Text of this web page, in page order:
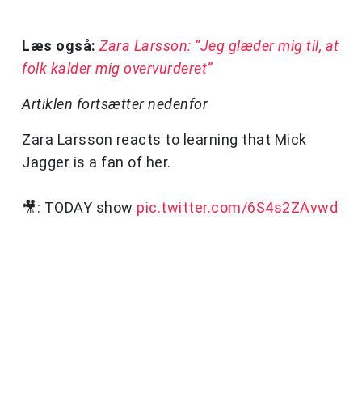
Læs også: Zara Larsson: “Jeg glæder mig til, at
folk kalder mig overvurderet”
Artiklen fortsætter nedenfor
Zara Larsson reacts to learning that Mick
Jagger is a fan of her.
🎥: TODAY show pic.twitter.com/6S4s2ZAvwd